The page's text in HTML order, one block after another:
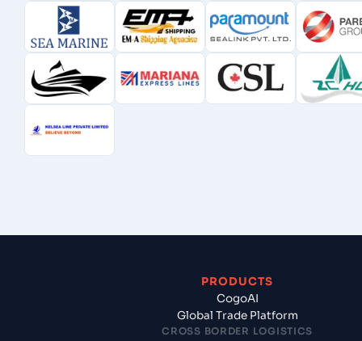
PRODUCTS
CogoAI
Global Trade Platform
CROSS BORDER LOGISTICS